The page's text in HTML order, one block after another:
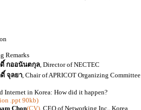
Remarks
กออนันตกุล, Director of NECTEC
จุลยา, Chair of APRICOT Organizing Committee
Internet in Korea: How did it happen?
.ppt 90kb)
Chon(CV), CEO of Networking Inc., Korea